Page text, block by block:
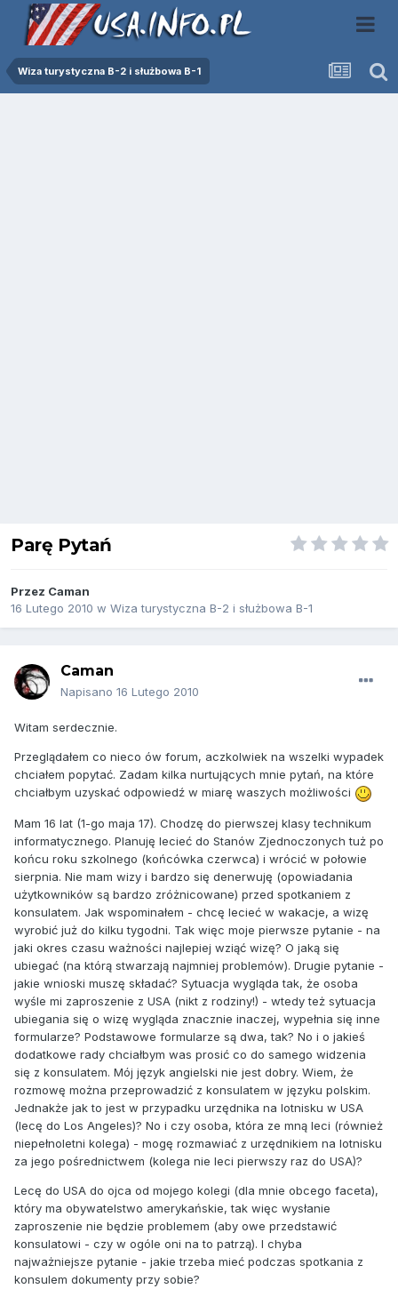
Wiza turystyczna B-2 i służbowa B-1
Parę Pytań
Przez Caman
16 Lutego 2010 w Wiza turystyczna B-2 i służbowa B-1
Caman
Napisano 16 Lutego 2010
Witam serdecznie.
Przeglądałem co nieco ów forum, aczkolwiek na wszelki wypadek
chciałem popytać. Zadam kilka nurtujących mnie pytań, na które
chciałbym uzyskać odpowiedź w miarę waszych możliwości
Mam 16 lat (1-go maja 17). Chodzę do pierwszej klasy technikum
informatycznego. Planuję lecieć do Stanów Zjednoczonych tuż po
końcu roku szkolnego (końcówka czerwca) i wrócić w połowie
sierpnia. Nie mam wizy i bardzo się denerwuję (opowiadania
użytkowników są bardzo zróżnicowane) przed spotkaniem z
konsulatem. Jak wspominałem - chcę lecieć w wakacje, a wizę
wyrobić już do kilku tygodni. Tak więc moje pierwsze pytanie - na
jaki okres czasu ważności najlepiej wziąć wizę? O jaką się
ubiegać (na którą stwarzają najmniej problemów). Drugie pytanie -
jakie wnioski muszę składać? Sytuacja wygląda tak, że osoba
wyśle mi zaproszenie z USA (nikt z rodziny!) - wtedy też sytuacja
ubiegania się o wizę wygląda znacznie inaczej, wypełnia się inne
formularze? Podstawowe formularze są dwa, tak? No i o jakieś
dodatkowe rady chciałbym was prosić co do samego widzenia
się z konsulatem. Mój język angielski nie jest dobry. Wiem, że
rozmowę można przeprowadzić z konsulatem w języku polskim.
Jednakże jak to jest w przypadku urzędnika na lotnisku w USA
(lecę do Los Angeles)? No i czy osoba, która ze mną leci (również
niepełnoletni kolega) - mogę rozmawiać z urzędnikiem na lotnisku
za jego pośrednictwem (kolega nie leci pierwszy raz do USA)?
Lecę do USA do ojca od mojego kolegi (dla mnie obcego faceta),
który ma obywatelstwo amerykańskie, tak więc wysłanie
zaproszenie nie będzie problemem (aby owe przedstawić
konsulatowi - czy w ogóle oni na to patrzą). I chyba
najważniejsze pytanie - jakie trzeba mieć podczas spotkania z
konsulem dokumenty przy sobie?